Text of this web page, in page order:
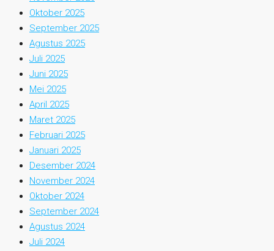
Oktober 2025
September 2025
Agustus 2025
Juli 2025
Juni 2025
Mei 2025
April 2025
Maret 2025
Februari 2025
Januari 2025
Desember 2024
November 2024
Oktober 2024
September 2024
Agustus 2024
Juli 2024